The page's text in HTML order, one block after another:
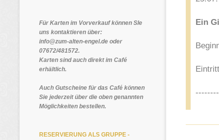
Für Karten im Vorverkauf können SIe
uns kontaktieren über:
info@zum-alten-engel.de oder
07672/481572.
Karten sind auch direkt im Café
erhältlich.
Auch Gutscheine für das Café können
Sie jederzeit über die oben genannten
Möglichkeiten bestellen.
RESERVIERUNG ALS GRUPPE -
Ein